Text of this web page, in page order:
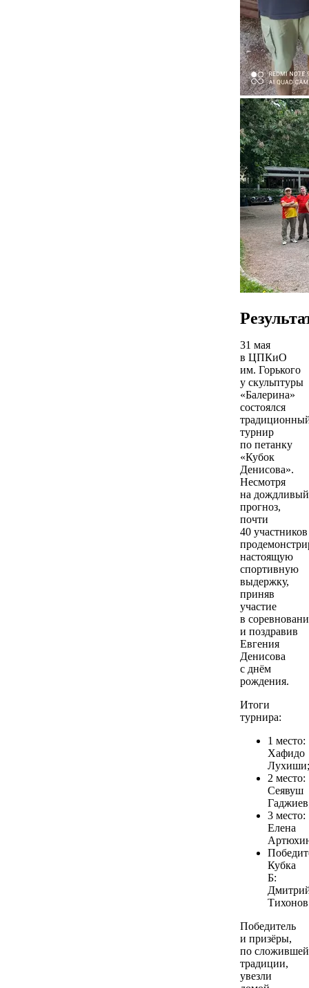
31 мая
в ЦПКиО
им. Горького
у скульптуры
«Балерина»
состоялся
турнир
по петанку
«Кубок
Денисова».
Несмотря
на дождливый
прогноз,
почти
40 участников
настоящую
спортивную
выдержку,
приняв
участие
в
и поздравив
Евгения
Денисова
с днём
рождения.
Итоги
турнира:
1 место:
Хафидо
Лухиши;
2 место:
Сеявуш
3 место:
Елена
Кубка
Б:
Победитель
и призёры,
по
традиции,
увезли